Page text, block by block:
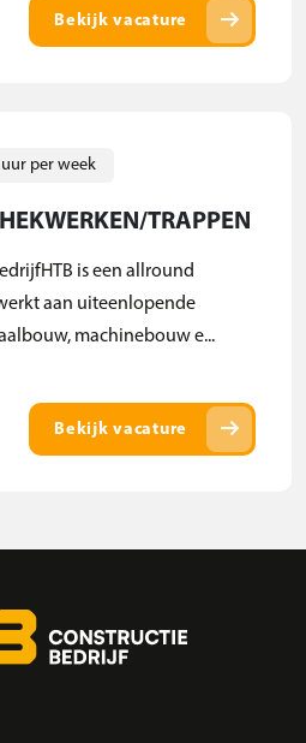
Bekijk vacature arrow_right_alt
per week
TRAPPEN
is een allround
aan uiteenlopende
machinebouw e...
Bekijk vacature arrow_right_alt